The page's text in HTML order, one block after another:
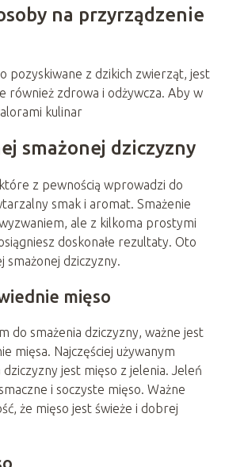
na przyrządzenie
pozyskiwane z dzikich zwierząt, jest
również zdrowa i odżywcza. Aby w
kulinar
smażonej dziczyzny
z pewnością wprowadzi do
smak i aromat. Smażenie
ale z kilkoma prostymi
doskonałe rezultaty. Oto
smażonej dziczyzny.
mięso
do smażenia dziczyzny, ważne jest
mięsa. Najczęściej używanym
jest mięso z jelenia. Jeleń
i soczyste mięso. Ważne
że mięso jest świeże i dobrej